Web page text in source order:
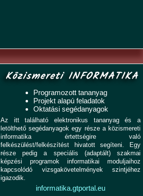
Közismereti INFORMATIKA
Programozott tananyag
Projekt alapú feladatok
Oktatási segédanyagok
Az itt található elektronikus tananyag és a
letölthető segédanyagok egy része a közismereti
informatika értettségire való
felkészülést/felkészítést hivatott segíteni. Egy
része pedig a speciális (adaptált) szakmai
képzési programok informatikai moduljaihoz
kapcsolódó vizsgakövetelmények szintjéhez
igazodik.
informatika.gtportal.eu